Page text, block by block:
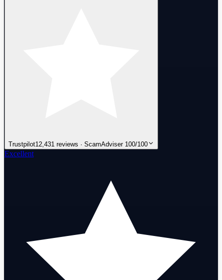
Trustpilot12,431 reviews · ScamAdviser 100/100
Excellent